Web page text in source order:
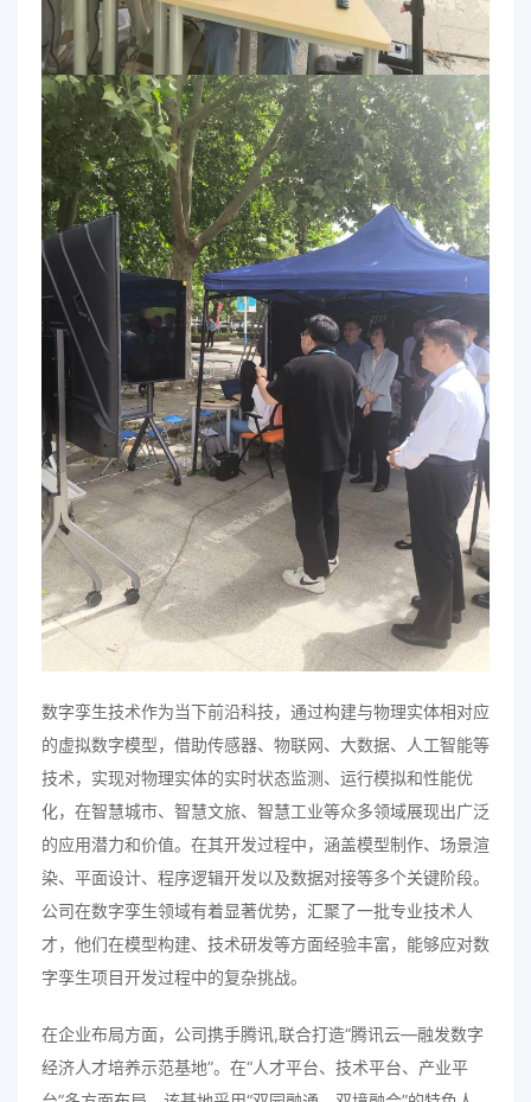
数字孪生技术作为当下前沿科技，通过构建与物理实体相对应
的虚拟数字模型，借助传感器、物联网、大数据、人工智能等
技术，实现对物理实体的实时状态监测、运行模拟和性能优
化，在智慧城市、智慧文旅、智慧工业等众多领域展现出广泛
的应用潜力和价值。在其开发过程中，涵盖模型制作、场景渲
染、平面设计、程序逻辑开发以及数据对接等多个关键阶段。
公司在数字孪生领域有着显著优势，汇聚了一批专业技术人
才，他们在模型构建、技术研发等方面经验丰富，能够应对数
字孪生项目开发过程中的复杂挑战。
在企业布局方面，公司携手腾讯,联合打造“腾讯云—融发数字
经济人才培养示范基地”。在“人才平台、技术平台、产业平